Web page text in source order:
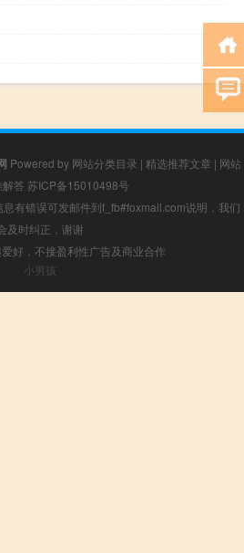
Powered by 网站分类目录 | 精选推荐文章 | 网站
解答 苏ICP备15010498号
有错误可发邮件到f_fb#foxmail.com说明，我们
及时纠正，谢谢
好，不接盈利性广告及商业合作
小男孩